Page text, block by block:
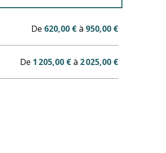
De 620,00 €à 950,00 €
De 1 205,00 €à 2 025,00 €